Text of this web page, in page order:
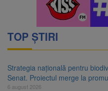
TOP ȘTIRI
Strategia națională pentru
Senat. Proiectul merge la
6 august 2026